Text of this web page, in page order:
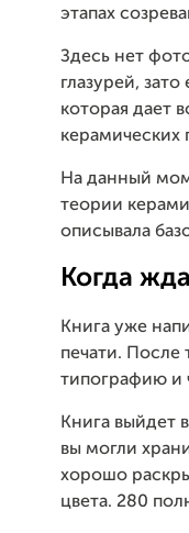
этапах
Здесь нет
глазурей,
которая дает
керамических
На данный
теории
описывала
Когда
Книга уже
печати. После
типографию и
Книга выйдет
вы могли
хорошо
цвета. 280